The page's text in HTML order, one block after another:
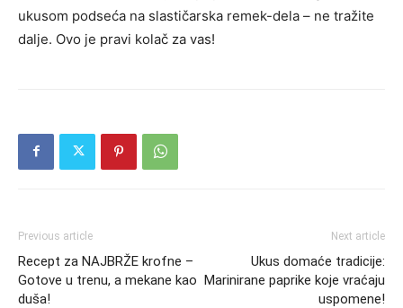
ukusom podseća na slastičarska remek-dela – ne tražite
dalje. Ovo je pravi kolač za vas!
Previous article
Recept za NAJBRŽE krofne –
Gotove u trenu, a mekane kao
duša!
Next article
Ukus domaće tradicije:
Marinirane paprike koje vraćaju
uspomene!